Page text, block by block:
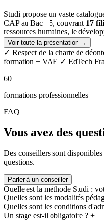
Studi propose un vaste
CAP au Bac +5, couvrant 17
ressources humaines, le
design, la comptabilité, ou
situations(personnes en poste,
Pour garantir l’excellence de
des
Campus, LISAA, Naratiiv,
qualité de leurs enseignements
Avec des
alternance, entreprise etc.) et
36 mois), Studi offre des
Voir toute la présentation →
✓ Respect de la charte de
formation + VAE ✓ EdTech
60
formations professionnelles
FAQ
Vous avez des
Des conseillers sont
questions.
Parler à un conseiller
Quelle est la méthode Studi :
Quelles sont les modalités
Quelles sont les conditions
Un stage est-il obligatoire ? +